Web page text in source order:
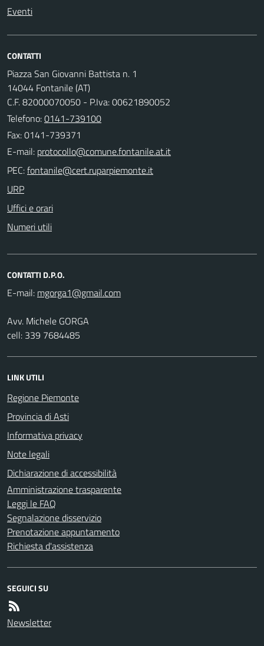
Eventi
CONTATTI
Piazza San Giovanni Battista n. 1
14044 Fontanile (AT)
C.F. 82000070050 - P.Iva: 00621890052
Telefono:0141-739100
Fax: 0141-739371
E-mail:
PEC:
URP
Uffici e orari
Numeri utili
CONTATTI D.P.O.
E-mail:
Avv. Michele GORGA
cell: 339 7684485
LINK UTILI
Regione Piemonte
Provincia di Asti
Informativa privacy
Note legali
Dichiarazione di accessibilità
Amministrazione trasparente
Leggi le FAQ
Segnalazione disservizio
Prenotazione appuntamento
Richiesta d'assistenza
SEGUICI SU
Newsletter